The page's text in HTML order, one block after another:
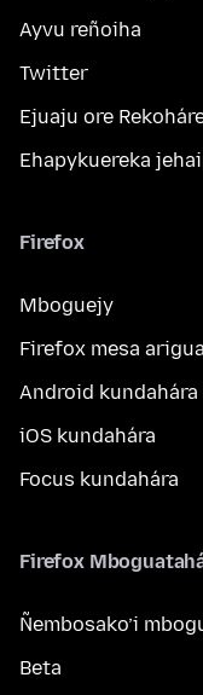
Ayvu reñoiha
Twitter
Ejuaju ore
Ehapykuereka
Firefox
Mboguejy
Firefox mesa arigua
Android kundahára
iOS kundahára
Focus kundahára
Firefox
Ñembosako’i
Beta